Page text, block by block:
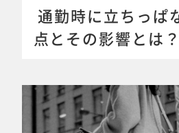
通勤時に立ちっぱ
点とその影響とは？